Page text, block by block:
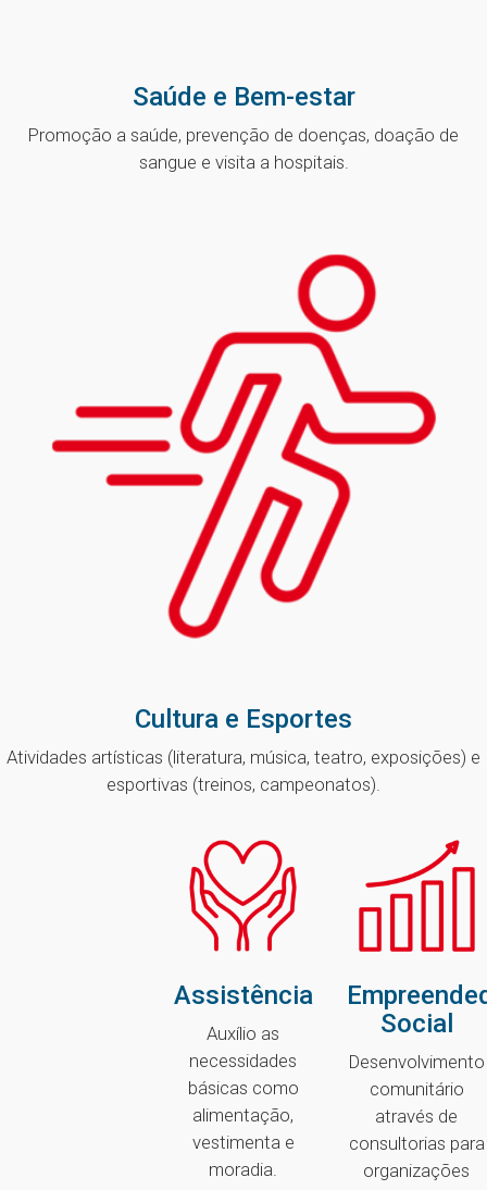
Saúde e Bem-estar
Promoção a saúde, prevenção de doenças, doação de
sangue e visita a hospitais.
Cultura e Esportes
Atividades artísticas (literatura, música, teatro, exposições) e
esportivas (treinos, campeonatos).
Assistência
Auxílio as
necessidades
básicas como
alimentação,
vestimenta e
moradia.
Social
Desenvolvimento
comunitário
através de
consultorias para
organizações